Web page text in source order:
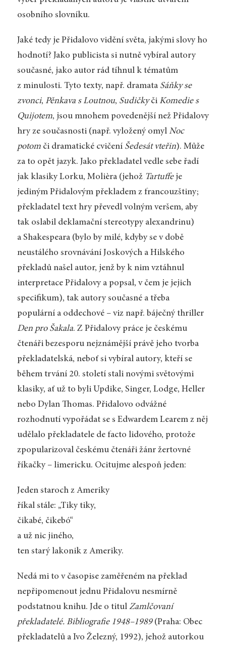
osobního slovníku.
Jaké tedy je Přidalovo vidění světa, jakými slovy ho
hodnotí? Jako publicista si nutně vybíral autory
současné, jako autor rád tíhnul k tématům
z minulosti. Tyto texty, např. dramata Sáňky se
zvonci, Pěnkava s Loutnou, Sudičkyči Komedie s
Quijotem, jsou mnohem povedenější než Přidalovy
hry ze současnosti (např. vyložený omyl Noc
potomči dramatické cvičení Šedesát vteřin). Může
za to opět jazyk. Jako překladatel vedle sebe řadí
jak klasiky Lorku, Molièra (jehož Tartuffeje
jediným Přidalovým překladem z francouzštiny;
překladatel text hry převedl volným veršem, aby
tak oslabil deklamační stereotypy alexandrinu)
a Shakespeara (bylo by milé, kdyby se v době
neustálého srovnávání Joskových a Hilského
překladů našel autor, jenž by k nim vztáhnul
interpretace Přidalovy a popsal, v čem je jejich
specifikum), tak autory současné a třeba
populární a oddechové – viz např. báječný thriller
Den pro Šakala. Z Přidalovy práce je českému
čtenáři bezesporu nejznámější právě jeho tvorba
překladatelská, neboť si vybíral autory, kteří se
během trvání 20. století stali novými světovými
klasiky, ať už to byli Updike, Singer, Lodge, Heller
nebo Dylan Thomas. Přidalovo odvážné
rozhodnutí vypořádat se s Edwardem Learem z něj
udělalo překladatele de facto lidového, protože
zpopularizoval českému čtenáři žánr žertovné
říkačky – limericku. Ocitujme alespoň jeden:
Jeden staroch z Ameriky
říkal stále: „Tiky tiky,
čikabé, čikebó“
a už nic jiného,
ten starý lakonik z Ameriky.
Nedá mi to v časopise zaměřeném na překlad
nepřipomenout jednu Přidalovu nesmírně
podstatnou knihu. Jde o titul Zamlčovaní
překladatelé. Bibliografie 1948–1989(Praha: Obec
překladatelů a Ivo Železný, 1992), jehož autorkou